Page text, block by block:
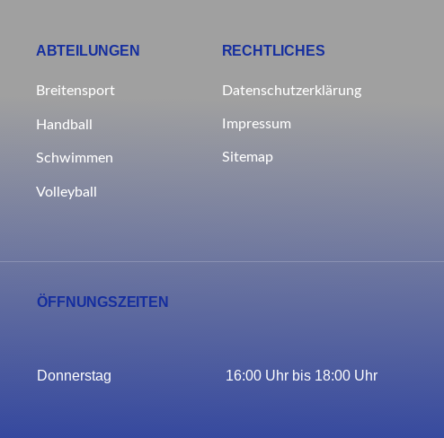
ABTEILUNGEN
Breitensport
Handball
Schwimmen
Volleyball
RECHTLICHES
Datenschutzerklärung
Impressum
Sitemap
ÖFFNUNGSZEITEN
Donnerstag 16:00 Uhr bis 18:00 Uhr